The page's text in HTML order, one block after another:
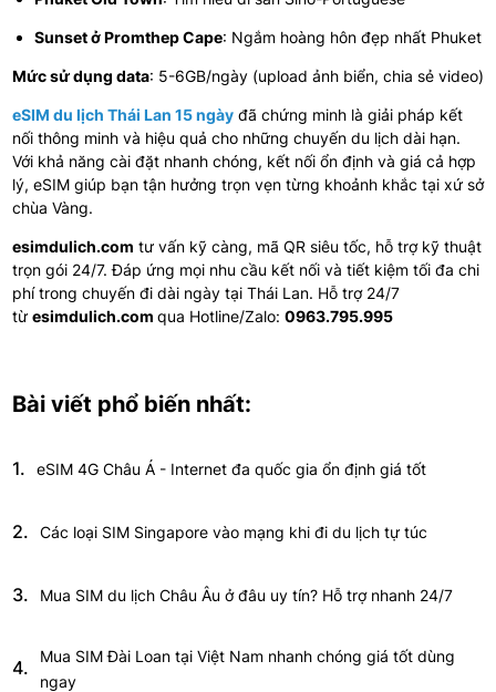
Sunset ở Promthep Cape: Ngắm hoàng hôn đẹp nhất Phuket
Mức sử dụng data: 5-6GB/ngày (upload ảnh biển, chia sẻ video)
eSIM du lịch Thái Lan 15 ngày đã chứng minh là giải pháp kết
nối thông minh và hiệu quả cho những chuyến du lịch dài hạn.
Với khả năng cài đặt nhanh chóng, kết nối ổn định và giá cả hợp
lý, eSIM giúp bạn tận hưởng trọn vẹn từng khoảnh khắc tại xứ sở
chùa Vàng.
esimdulich.com tư vấn kỹ càng, mã QR siêu tốc, hỗ trợ kỹ thuật
trọn gói 24/7. Đáp ứng mọi nhu cầu kết nối và tiết kiệm tối đa chi
phí trong chuyến đi dài ngày tại Thái Lan. Hỗ trợ 24/7
từ esimdulich.com qua Hotline/Zalo: 0963.795.995
Bài viết phổ biến nhất:
1. eSIM 4G Châu Á - Internet đa quốc gia ổn định giá tốt
2. Các loại SIM Singapore vào mạng khi đi du lịch tự túc
3. Mua SIM du lịch Châu Âu ở đâu uy tín? Hỗ trợ nhanh 24/7
4.
Mua SIM Đài Loan tại Việt Nam nhanh chóng giá tốt dùng
ngay